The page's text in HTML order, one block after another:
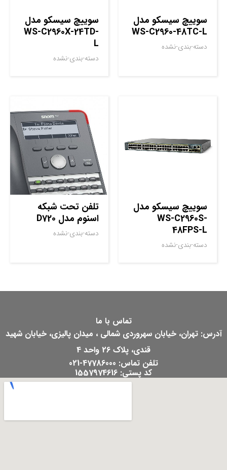
سوييچ سيسکو مدل
WS-C2960-48TC-L
دسته-بندی-نشده
سوييچ سيسکو مدل
WS-C2960X-24TD-
L
دسته-بندی-نشده
سوييچ سيسکو مدل
WS-C2960S-
48FPS-L
دسته-بندی-نشده
تلفن تحت شبکه
اسنوم مدل D720
دسته-بندی-نشده
تماس با ما
آدرس: تهران، خیابان سهروردی شمالی ، میدان پالیزی، خیابان شهید
قندی، پلاک 26 واحد 4
تلفن تماس: 47786000-021
کد پستی: 1557974616